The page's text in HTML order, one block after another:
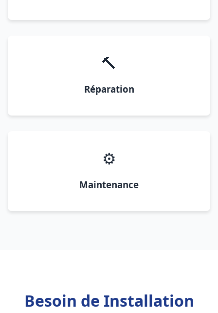
🔨
Réparation
⚙️
Maintenance
Besoin de Installation